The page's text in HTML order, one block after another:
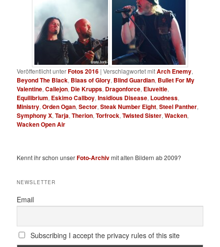
Veröffentlicht unterFotos 2016 |Verschlagwortet mitArch Enemy,
Beyond The Black, Blaas of Glory, Blind Guardian, Bullet For My
Valentine,Callejon, Die Krupps, Dragonforce, Eluveitie,
Equilibrium, Eskimo Callboy,Insidious Disease, Loudness,
Ministry,Orden Ogan,Sector,Steak Number Eight,Steel Panther,
Symphony X,Tarja,Therion,Torfrock,Twisted Sister,Wacken,
Wacken Open Air
Kennt ihr schon unserFoto-Archivmit alten Bildern ab 2009?
NEWSLETTER
Email
Subscribing I accept the privacy rules of this site